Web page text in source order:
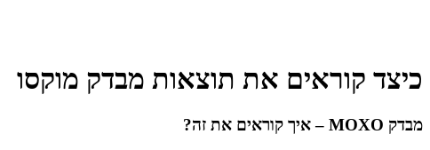
כיצד קוראים את תוצאות מבדק מוקסו
מבדק MOXO – איך קוראים את זה?